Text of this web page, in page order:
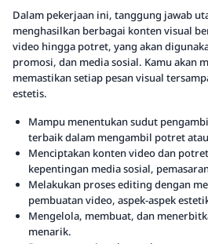
Dalam pekerjaan ini, tanggung jawab
menghasilkan berbagai konten visual
video hingga potret, yang akan
promosi, dan media sosial. Kamu akan
memastikan setiap pesan visual
estetis.
Mampu menentukan sudut
terbaik dalam mengambil potret
Menciptakan konten video dan
kepentingan media sosial,
Melakukan proses editing dengan
pembuatan video, aspek-aspek
Mengelola, membuat, dan
menarik.